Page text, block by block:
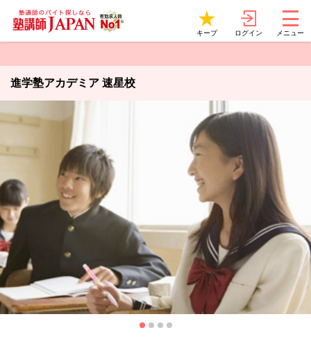
キープ ログイン メニュー
進学塾アカデミア 速星校